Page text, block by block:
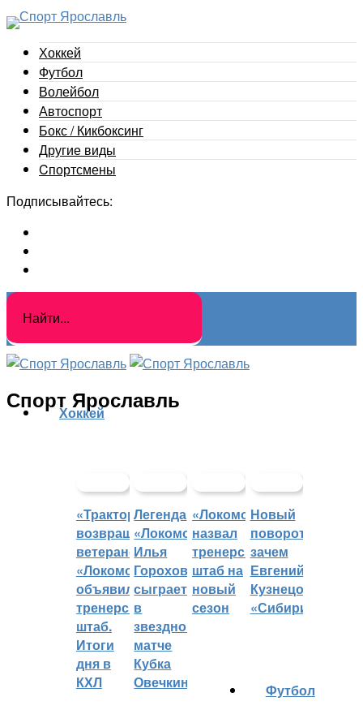
Хоккей
Футбол
Волейбол
Автоспорт
Бокс / Кикбоксинг
Другие виды
Cпортсмены
Подписывайтесь:
Спорт Ярославль
Хоккей
«Трактор»
возвращает
ветеранов,
«Локомотив»
объявил
тренерский
штаб.
Итоги
дня в
КХЛ
Легенда
«Локомотива»
Илья
Горохов
сыграет
в
звездном
матче
Кубка
Овечкина
«Локомотив»
назвал
тренерский
штаб на
новый
сезон
Новый
поворот:
зачем
Евгений
Кузнецов
«Сибири»?
Футбол